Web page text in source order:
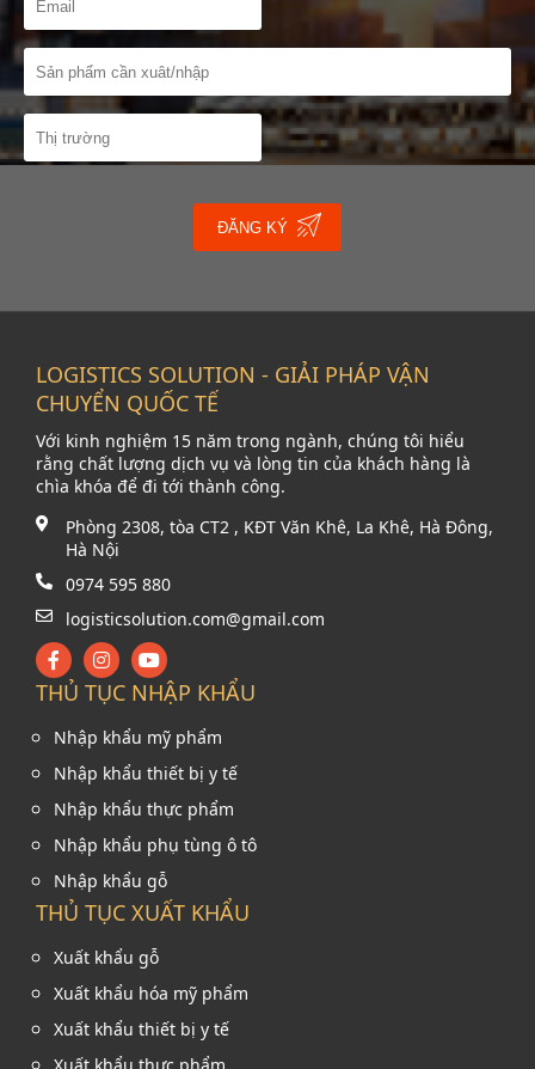
ĐĂNG KÝ
LOGISTICS SOLUTION - GIẢI PHÁP VẬN
CHUYỂN QUỐC TẾ
Với kinh nghiệm 15 năm trong ngành, chúng tôi hiểu
rằng chất lượng dịch vụ và lòng tin của khách hàng là
chìa khóa để đi tới thành công.
Phòng 2308, tòa CT2 , KĐT Văn Khê, La Khê, Hà Đông,
Hà Nội
0974 595 880
logisticsolution.com@gmail.com
THỦ TỤC NHẬP KHẨU
Nhập khẩu mỹ phẩm
Nhập khẩu thiết bị y tế
Nhập khẩu thực phẩm
Nhập khẩu phụ tùng ô tô
Nhập khẩu gỗ
THỦ TỤC XUẤT KHẨU
Xuất khẩu gỗ
Xuất khẩu hóa mỹ phẩm
Xuất khẩu thiết bị y tế